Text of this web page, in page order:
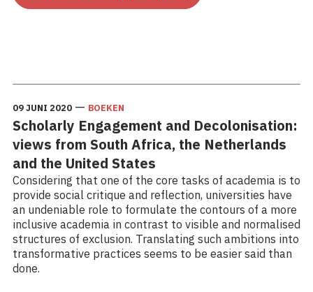
09 JUNI 2020 — BOEKEN
Scholarly Engagement and Decolonisation:
views from South Africa, the Netherlands
and the United States
Considering that one of the core tasks of academia is to
provide social critique and reflection, universities have
an undeniable role to formulate the contours of a more
inclusive academia in contrast to visible and normalised
structures of exclusion. Translating such ambitions into
transformative practices seems to be easier said than
done.